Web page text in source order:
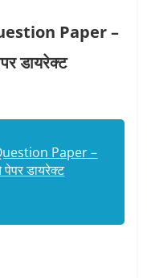
Paper –
डायरेक्ट
Paper –
डायरेक्ट